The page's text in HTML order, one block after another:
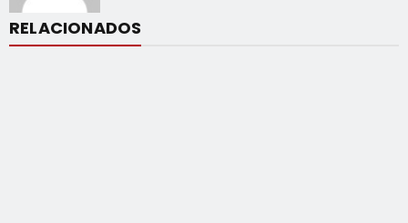
RELACIONADOS